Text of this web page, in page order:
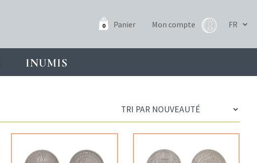
0 Panier Mon compte
INUMIS